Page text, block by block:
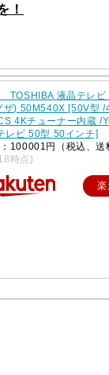
！
TOSHIBA 液晶テレビ
ザ) 50M540X [50V型 /
4Kチューナー内蔵 /
レビ 50型 50インチ]
100001円（税込、
時点)